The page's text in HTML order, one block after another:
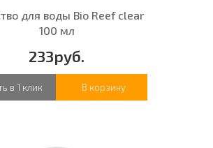
для воды Bio Reef clear
100 мл
233руб.
в 1 клик В корзину